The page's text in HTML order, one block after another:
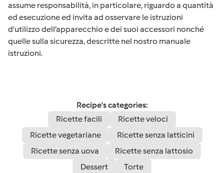
assume responsabilità, in particolare, riguardo a quantità
ed esecuzione ed invita ad osservare le istruzioni
d'utilizzo dell’apparecchio e dei suoi accessori nonché
quelle sulla sicurezza, descritte nel nostro manuale
istruzioni.
Recipe's categories:
Ricette facili
Ricette veloci
Ricette vegetariane
Ricette senza latticini
Ricette senza uova
Ricette senza lattosio
Dessert
Torte